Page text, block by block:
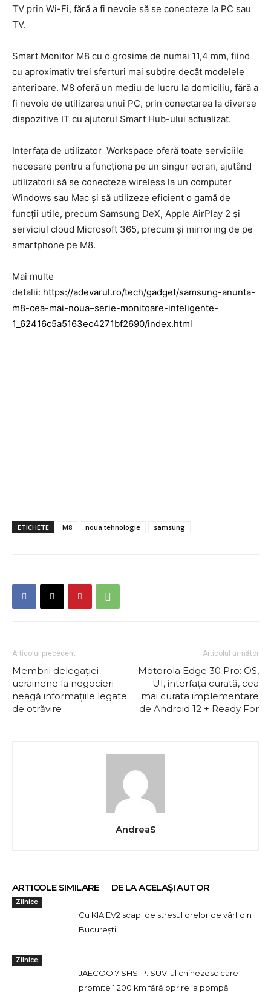
TV prin Wi-Fi, fără a fi nevoie să se conecteze la PC sau
TV.
Smart Monitor M8 cu o grosime de numai 11,4 mm, fiind
cu aproximativ trei sferturi mai subţire decât modelele
anterioare. M8 oferă un mediu de lucru la domiciliu, fără a
fi nevoie de utilizarea unui PC, prin conectarea la diverse
dispozitive IT cu ajutorul Smart Hub-ului actualizat.
Interfaţa de utilizator Workspace oferă toate serviciile
necesare pentru a funcţiona pe un singur ecran, ajutând
utilizatorii să se conecteze wireless la un computer
Windows sau Mac şi să utilizeze eficient o gamă de
funcţii utile, precum Samsung DeX, Apple AirPlay 2 şi
serviciul cloud Microsoft 365, precum şi mirroring de pe
smartphone pe M8.
Mai multe
detalii: https://adevarul.ro/tech/gadget/samsung-anunta-
m8-cea-mai-noua–serie-monitoare-inteligente-
1_62416c5a5163ec4271bf2690/index.html
ETICHETE M8 noua tehnologie samsung
Articolul precedent
Membrii delegaţiei
ucrainene la negocieri
neagă informațiile legate
de otrăvire
Articolul următor
Motorola Edge 30 Pro: OS,
UI, interfaţa curată, cea
mai curata implementare
de Android 12 + Ready For
AndreaS
ARTICOLE SIMILARE DE LA ACELAȘI AUTOR
Zilnice
Cu KIA EV2 scapi de stresul orelor de vârf din
București
Zilnice
JAECOO 7 SHS-P: SUV-ul chinezesc care
promite 1.200 km fără oprire la pompă